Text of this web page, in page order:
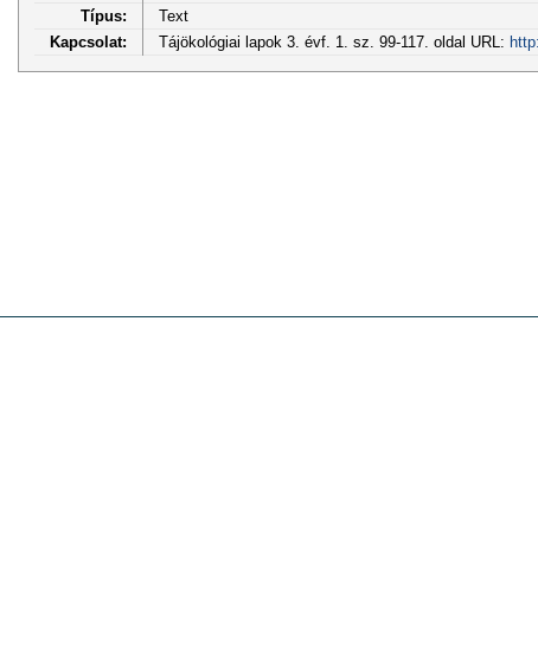
Típus:
Text
Kapcsolat:
Tájökológiai lapok 3. évf. 1. sz. 99-117. oldal URL: